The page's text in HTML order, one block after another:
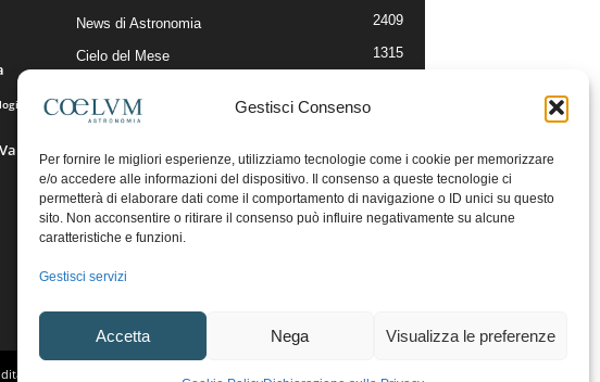
Gestisci Consenso
Per fornire le migliori esperienze, utilizziamo tecnologie come i cookie per memorizzare
e/o accedere alle informazioni del dispositivo. Il consenso a queste tecnologie ci
permetterà di elaborare dati come il comportamento di navigazione o ID unici su questo
sito. Non acconsentire o ritirare il consenso può influire negativamente su alcune
caratteristiche e funzioni.
Gestisci servizi
Accetta Nega Visualizza le preferenze
News di Astronomia 2409
Cielo del Mese 1315
Articoli e Risorse On-Line
Il Blog della Redazione